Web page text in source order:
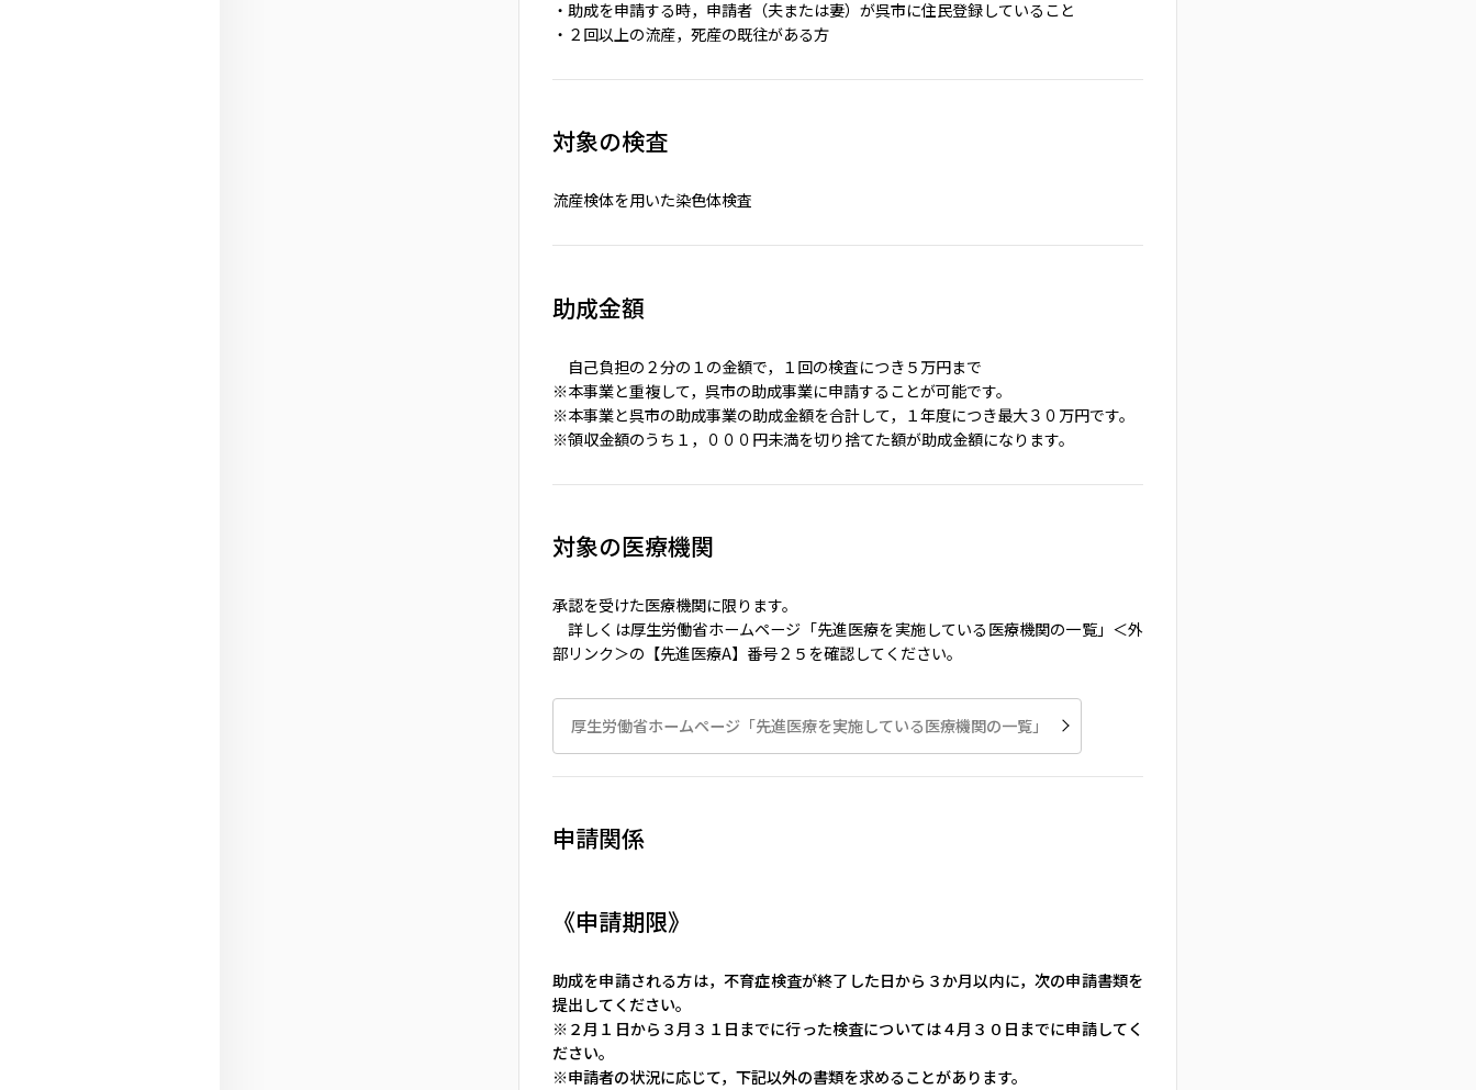
・助成を申請する時，申請者（夫または妻）が呉市に住民登録していること
・２回以上の流産，死産の既往がある方
対象の検査
流産検体を用いた染色体検査
助成金額
自己負担の２分の１の金額で，１回の検査につき５万円まで
※本事業と重複して，呉市の助成事業に申請することが可能です。
※本事業と呉市の助成事業の助成金額を合計して，１年度につき最大３０万円です。
※領収金額のうち１，０００円未満を切り捨てた額が助成金額になります。
対象の医療機関
承認を受けた医療機関に限ります。
詳しくは厚生労働省ホームページ「先進医療を実施している医療機関の一覧」＜外
部リンク＞の【先進医療A】番号２５を確認してください。
厚生労働省ホームページ「先進医療を実施している医療機関の一覧」
申請関係
《申請期限》
助成を申請される方は，不育症検査が終了した日から３か月以内に，次の申請書類を
提出してください。
※２月１日から３月３１日までに行った検査については４月３０日までに申請してく
ださい。
※申請者の状況に応じて，下記以外の書類を求めることがあります。